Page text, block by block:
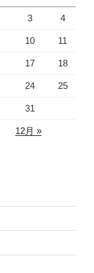
3 4
10 11
17 18
24 25
31
12月 »